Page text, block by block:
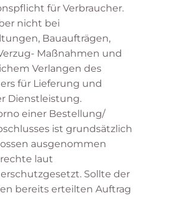
für Verbraucher.
nicht bei
Bauaufträgen,
Maßnahmen und
Verlangen des
für Lieferung und
Dienstleistung.
einer Bestellung/
ist grundsätzlich
ausgenommen
laut
Sollte der
bereits erteilten Auftrag